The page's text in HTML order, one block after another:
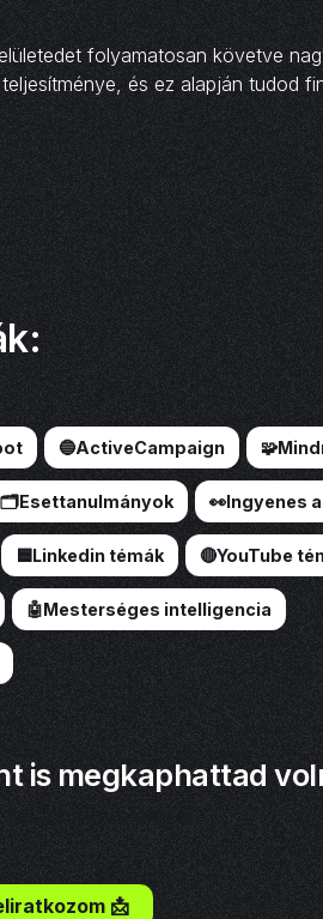
folyamatosan követve
és ez alapján tudod
🔵ActiveCampaign
🗂️Esettanulmányok 👀Ingyenes
🟦Linkedin témák 🔴YouTube
🤖Mesterséges intelligencia
is megkaphattad
📩